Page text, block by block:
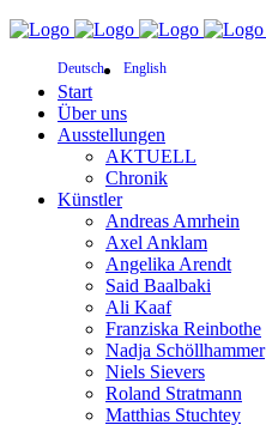
Deutsch English
Start
Über uns
Ausstellungen
AKTUELL
Chronik
Künstler
Andreas Amrhein
Axel Anklam
Angelika Arendt
Said Baalbaki
Ali Kaaf
Franziska Reinbothe
Nadja Schöllhammer
Niels Sievers
Roland Stratmann
Matthias Stuchtey